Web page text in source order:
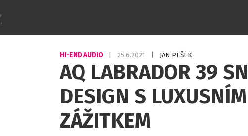
HI-END AUDIO 25.6.2021 JAN PEŠEK
AQ LABRADOR 39
DESIGN S
ZÁŽITKEM